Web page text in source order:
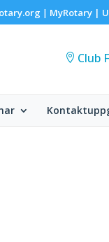
| MyRotary |
Club